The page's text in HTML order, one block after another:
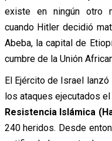
existe en ningún otro
cuando Hitler decidió
Abeba, la capital de
cumbre de la Unión
El Ejército de Israel lanzó
los ataques ejecutados
Resistencia Islámica
240 heridos. Desde